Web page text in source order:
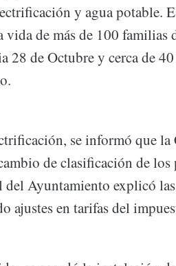
y agua potable.
vida de más de 100
28 de Octubre y cerca de
se informó que
de clasificación de
del Ayuntamiento explicó
ajustes en tarifas del